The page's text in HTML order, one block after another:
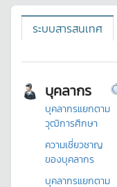
ระบบสารสนเทศ
บุคลากร
บุคลากรแยกตาม
วุฒิการศึกษา
ความเชี่ยวชาญ
ของบุคลากร
บุคลากรแยกตาม